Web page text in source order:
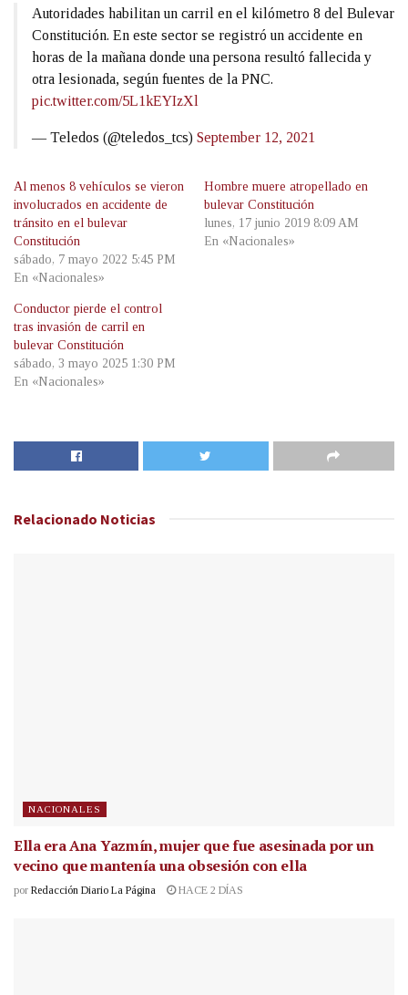
Autoridades habilitan un carril en el kilómetro 8 del Bulevar
Constitución. En este sector se registró un accidente en
horas de la mañana donde una persona resultó fallecida y
otra lesionada, según fuentes de la PNC.
pic.twitter.com/5L1kEYIzXl
— Teledos (@teledos_tcs) September 12, 2021
Al menos 8 vehículos se vieron
involucrados en accidente de
tránsito en el bulevar
Constitución
sábado, 7 mayo 2022 5:45 PM
En «Nacionales»
Hombre muere atropellado en
bulevar Constitución
lunes, 17 junio 2019 8:09 AM
En «Nacionales»
Conductor pierde el control
tras invasión de carril en
bulevar Constitución
sábado, 3 mayo 2025 1:30 PM
En «Nacionales»
Relacionado Noticias
NACIONALES
Ella era Ana Yazmín, mujer que fue asesinada por un
vecino que mantenía una obsesión con ella
por Redacción Diario La Página HACE 2 DÍAS